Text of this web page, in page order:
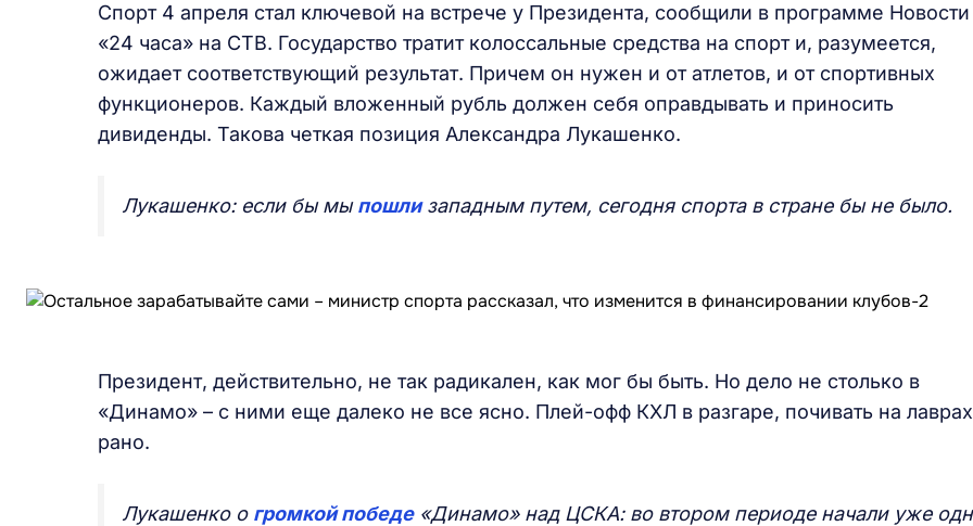
Спорт 4 апреля стал ключевой на встрече у Президента, сообщили в программе Новости
«24 часа» на СТВ. Государство тратит колоссальные средства на спорт и, разумеется,
ожидает соответствующий результат. Причем он нужен и от атлетов, и от спортивных
функционеров. Каждый вложенный рубль должен себя оправдывать и приносить
дивиденды. Такова четкая позиция Александра Лукашенко.
Лукашенко: если бы мыпошлизападным путем, сегодня спорта в стране бы не было.
Президент, действительно, не так радикален, как мог бы быть. Но дело не столько в
«Динамо» – с ними еще далеко не все ясно. Плей-офф КХЛ в разгаре, почивать на лаврах
рано.
Лукашенко о громкой победе«Динамо» над ЦСКА: во втором периоде начали уже